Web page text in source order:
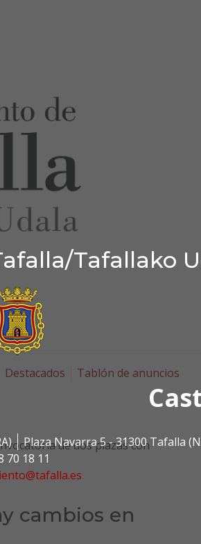
Tafallako
Plaza Navarra 5 - 31300 Tafalla
70 18 11
Destacados Tablón de anuncios
de dos plazas con
cambios en